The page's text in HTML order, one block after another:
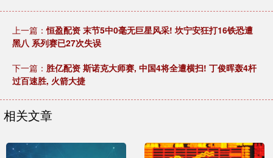
上一篇：恒盈配资 末节5中0毫无巨星风采! 坎宁安狂打16铁恐遭
黑八 系列赛已27次失误
下一篇： 胜亿配资 斯诺克大师赛, 中国4将全遭横扫! 丁俊晖轰4杆
过百速胜, 火箭大捷
相关文章